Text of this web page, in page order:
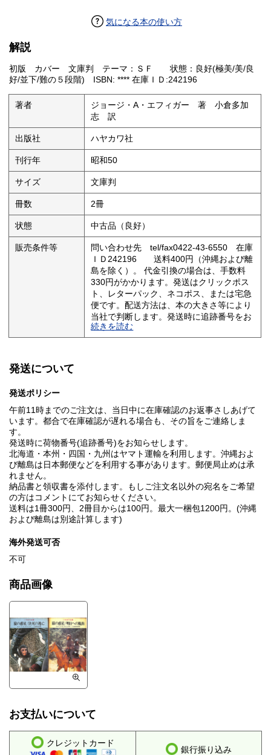
気になる本の使い方
解説
初版 カバー 文庫判 テーマ：ＳＦ 状態：良好(極美/美/良
好/並下/難の５段階) ISBN: **** 在庫ＩＤ:242196
著者
ジョージ・A・エフィガー 著 小倉多加
志 訳
出版社 ハヤカワ社
刊行年 昭和50
サイズ 文庫判
冊数 2冊
状態 中古品（良好）
販売条件等
問い合わせ先 tel/fax0422-43-6550 在庫
ＩＤ242196 送料400円（沖縄および離
島を除く）。 代金引換の場合は、手数料
330円がかかります。発送はクリックポス
ト、レターパック、ネコポス、または宅急
便です。配送方法は、本の大きさ等により
当社で判断します。発送時に追跡番号をお
知らせします。
続きを読む
発送について
発送ポリシー
午前11時までのご注文は、当日中に在庫確認のお返事さしあげて
います。都合で在庫確認が遅れる場合も、その旨をご連絡しま
す。
発送時に荷物番号(追跡番号)をお知らせします。
北海道・本州・四国・九州はヤマト運輸を利用します。沖縄およ
び離島は日本郵便などを利用する事があります。郵便局止めは承
れません。
納品書と領収書を添付します。もしご注文名以外の宛名をご希望
の方はコメントにてお知らせください。
送料は1冊300円、2冊目からは100円。最大一梱包1200円。(沖縄
および離島は別途計算します)
海外発送可否
不可
商品画像
お支払いについて
クレジットカード
銀行振り込み